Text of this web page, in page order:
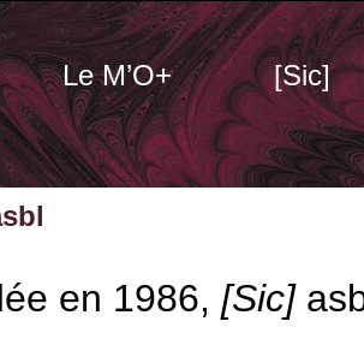
Le M’O+ [Sic]
en 1986, [Sic]